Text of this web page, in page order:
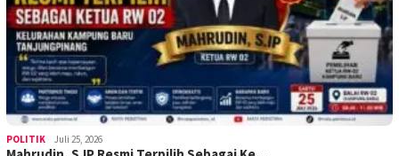
POLITIK Juli 25, 2026